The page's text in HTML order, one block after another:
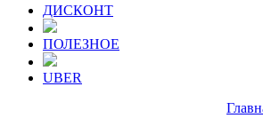
ДИСКОНТ
ПОЛЕЗНОЕ
UBER